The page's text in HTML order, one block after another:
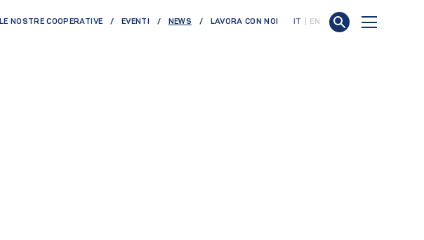
LE NOSTRE COOPERATIVE EVENTI NEWS(CURRENT)LAVORA CON NOI IT EN